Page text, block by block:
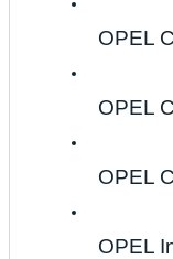
OPEL
OPEL
OPEL
OPEL